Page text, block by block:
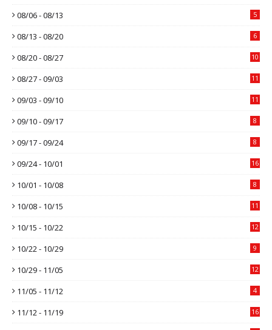
08/06 - 08/13 5
08/13 - 08/20 6
08/20 - 08/27 10
08/27 - 09/03 11
09/03 - 09/10 11
09/10 - 09/17 8
09/17 - 09/24 8
09/24 - 10/01 16
10/01 - 10/08 8
10/08 - 10/15 11
10/15 - 10/22 12
10/22 - 10/29 9
10/29 - 11/05 12
11/05 - 11/12 4
11/12 - 11/19 16